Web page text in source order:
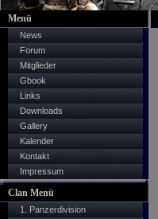
Menü
News
Forum
Mitglieder
Gbook
Links
Downloads
Gallery
Kalender
Kontakt
Impressum
Clan Menü
1. Panzerdivision